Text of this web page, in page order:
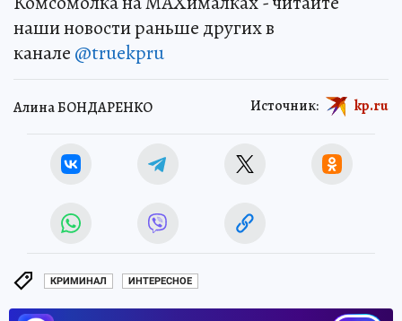
наши новости раньше других в
канале @truekpru
Алина БОНДАРЕНКО Источник: kp.ru
КРИМИНАЛ ИНТЕРЕСНОЕ